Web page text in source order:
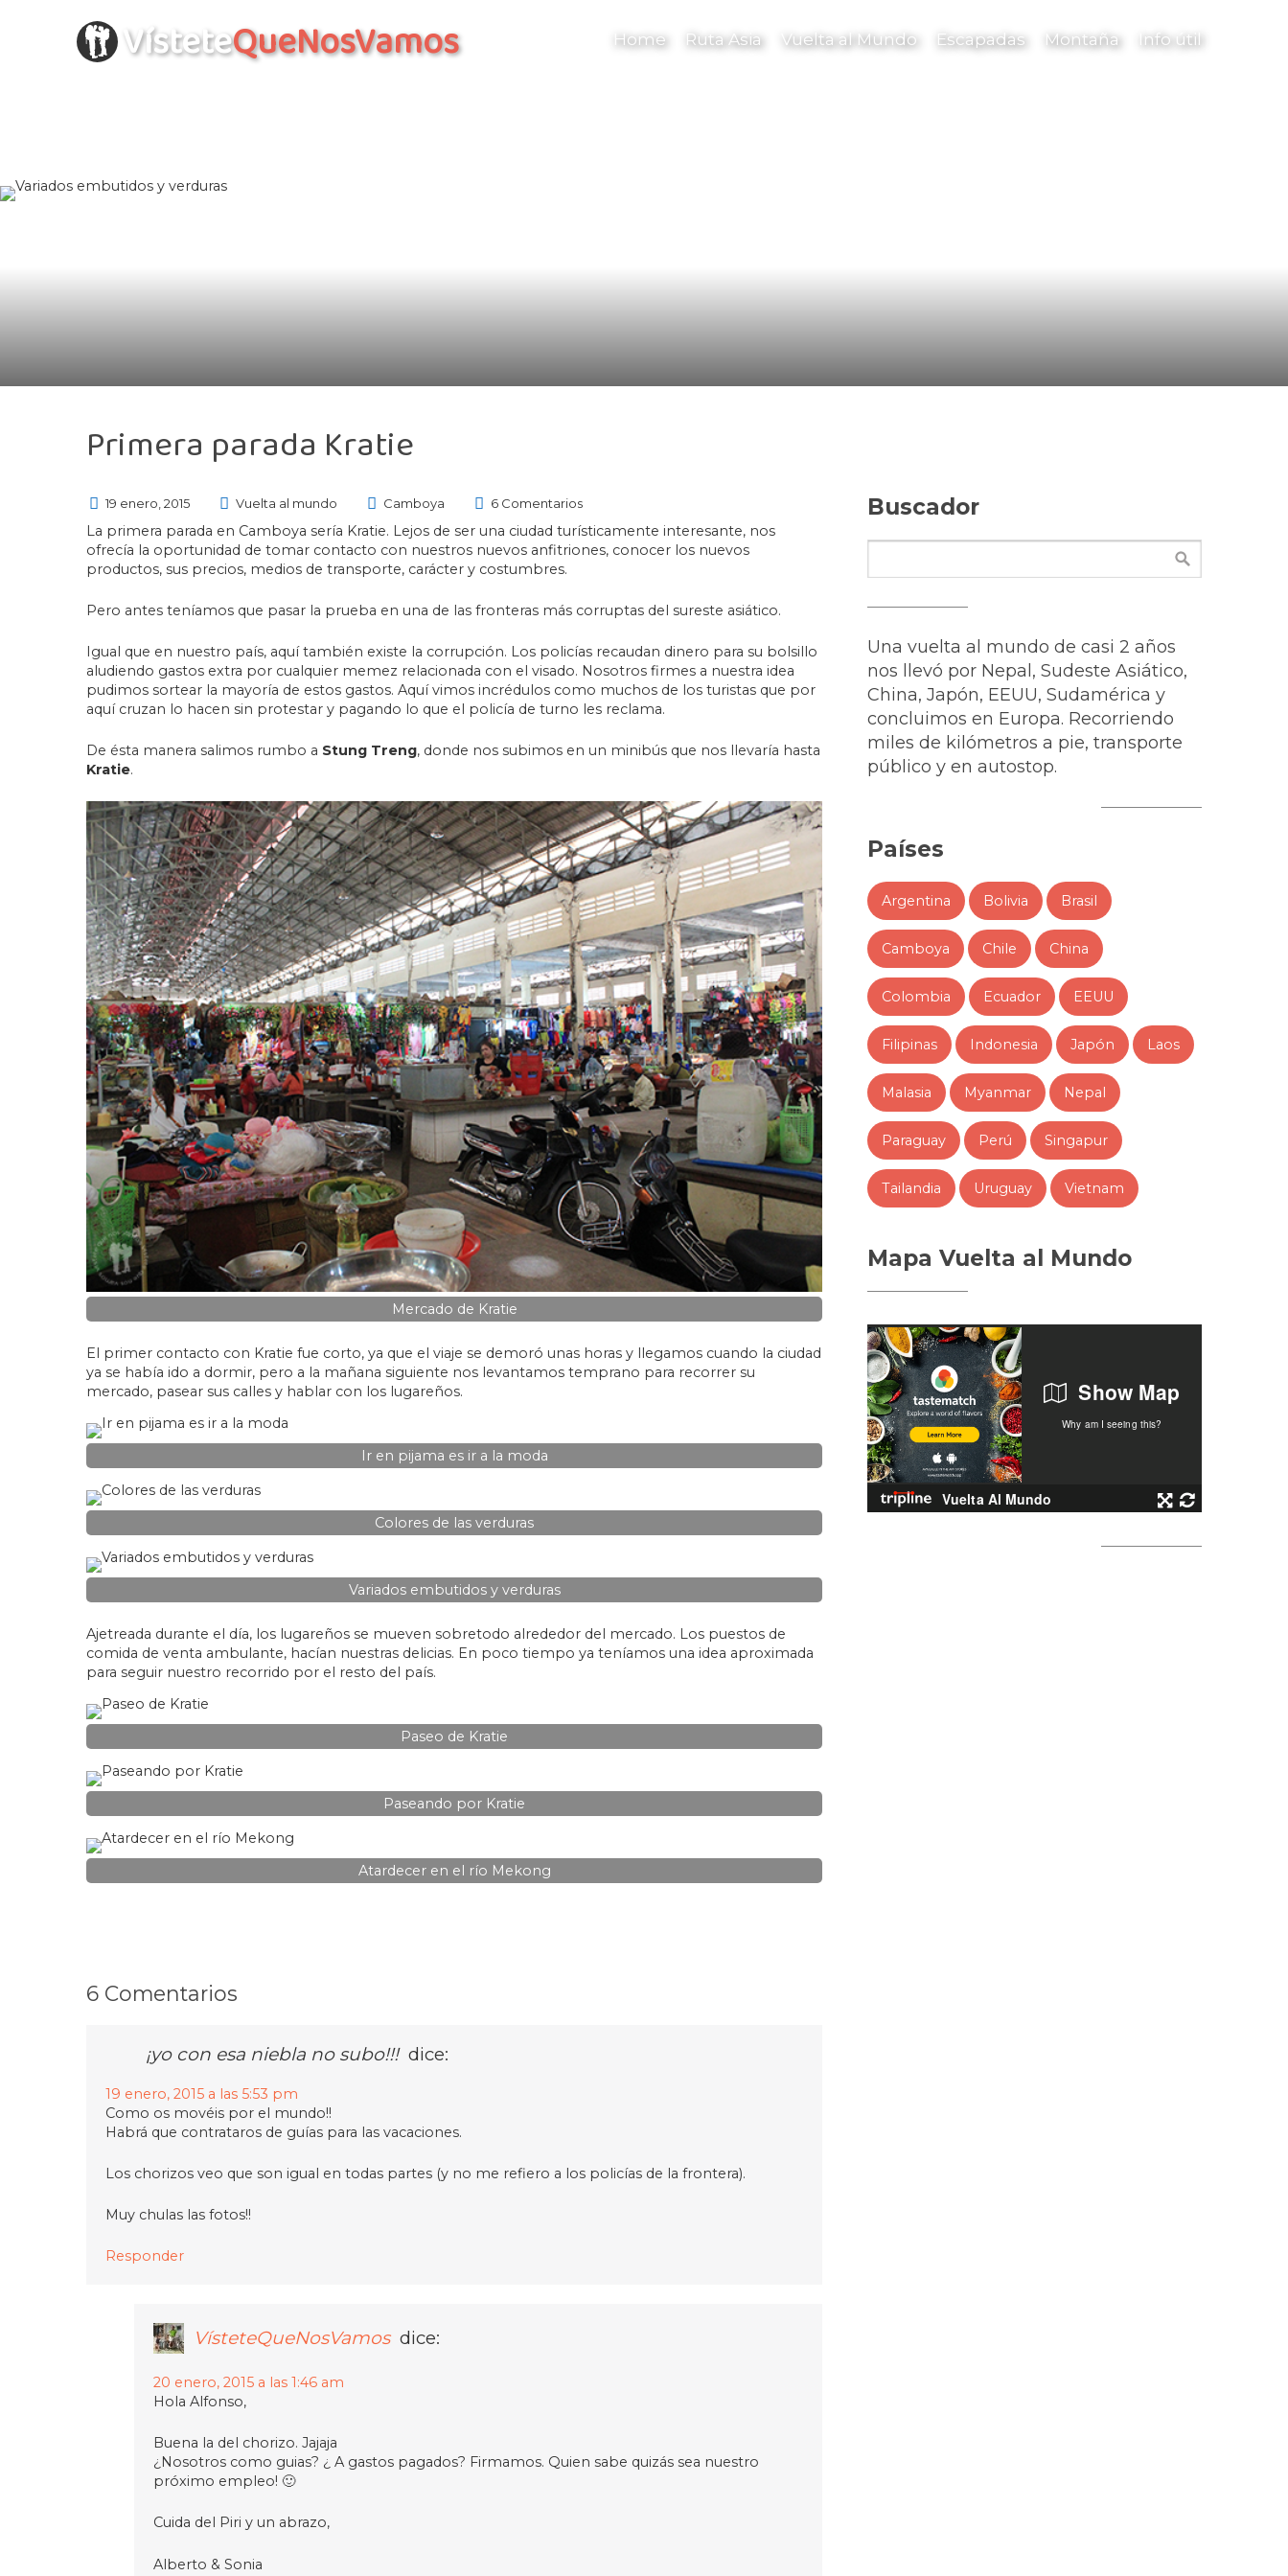
VísteteQueNosVamos Home Ruta Asia Vuelta al Mundo Escapadas Montaña Info útil
Primera parada Kratie
19 enero, 2015 Vuelta al mundo Camboya 6 Comentarios
La primera parada en Camboya sería Kratie. Lejos de ser una ciudad turísticamente interesante, nos
ofrecía la oportunidad de tomar contacto con nuestros nuevos anfitriones, conocer los nuevos
productos, sus precios, medios de transporte, carácter y costumbres.
Pero antes teníamos que pasar la prueba en una de las fronteras más corruptas del sureste asiático.
Igual que en nuestro país, aquí también existe la corrupción. Los policías recaudan dinero para su bolsillo
aludiendo gastos extra por cualquier memez relacionada con el visado. Nosotros firmes a nuestra idea
pudimos sortear la mayoría de estos gastos. Aquí vimos incrédulos como muchos de los turistas que por
aquí cruzan lo hacen sin protestar y pagando lo que el policía de turno les reclama.
De ésta manera salimos rumbo a Stung Treng, donde nos subimos en un minibús que nos llevaría hasta
Kratie.
Mercado de Kratie
El primer contacto con Kratie fue corto, ya que el viaje se demoró unas horas y llegamos cuando la ciudad
ya se había ido a dormir, pero a la mañana siguiente nos levantamos temprano para recorrer su
mercado, pasear sus calles y hablar con los lugareños.
Ir en pijama es ir a la moda
Colores de las verduras
Variados embutidos y verduras
Ajetreada durante el día, los lugareños se mueven sobretodo alrededor del mercado. Los puestos de
comida de venta ambulante, hacían nuestras delicias. En poco tiempo ya teníamos una idea aproximada
para seguir nuestro recorrido por el resto del país.
Paseo de Kratie
Paseando por Kratie
Atardecer en el río Mekong
6 Comentarios
¡yo con esa niebla no subo!!! dice:
19 enero, 2015 a las 5:53 pm
Como os movéis por el mundo!!
Habrá que contrataros de guías para las vacaciones.
Los chorizos veo que son igual en todas partes (y no me refiero a los policías de la frontera).
Muy chulas las fotos!!
Responder
VísteteQueNosVamos dice:
20 enero, 2015 a las 1:46 am
Hola Alfonso,
Buena la del chorizo. Jajaja
¿Nosotros como guias? ¿ A gastos pagados? Firmamos. Quien sabe quizás sea nuestro
próximo empleo! 🙂
Cuida del Piri y un abrazo,
Alberto & Sonia
Buscador
Una vuelta al mundo de casi 2 años
nos llevó por Nepal, Sudeste Asiático,
China, Japón, EEUU, Sudamérica y
concluimos en Europa. Recorriendo
miles de kilómetros a pie, transporte
público y en autostop.
Países
Argentina Bolivia Brasil
Camboya Chile China
Colombia Ecuador EEUU
Filipinas Indonesia Japón Laos
Malasia Myanmar Nepal
Paraguay Perú Singapur
Tailandia Uruguay Vietnam
Mapa Vuelta al Mundo